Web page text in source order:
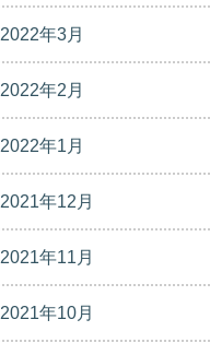
2022年3月
2022年2月
2022年1月
2021年12月
2021年11月
2021年10月